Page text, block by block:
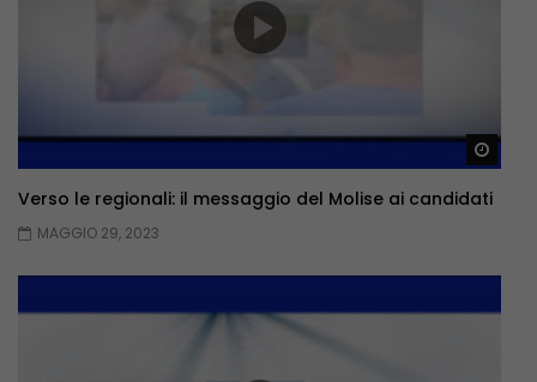
Verso le regionali: il messaggio del Molise ai candidati
MAGGIO 29, 2023